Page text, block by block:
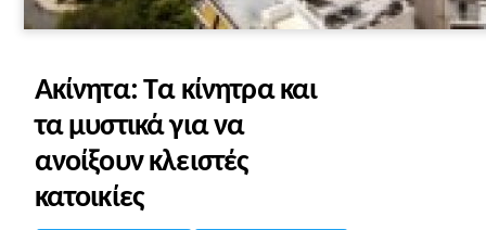
Ακίνητα: Τα κίνητρα και
τα μυστικά για να
ανοίξουν κλειστές
κατοικίες